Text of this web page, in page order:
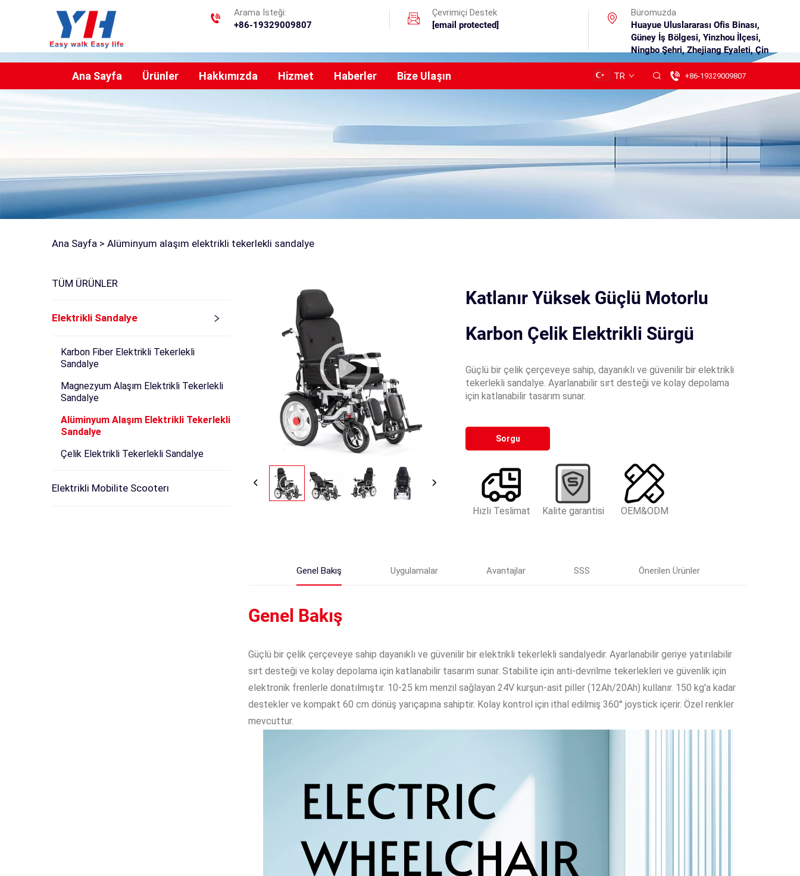
Arama İsteği:
+86-19329009807
Çevrimiçi Destek
[email protected]
Büromuzda
Huayue Uluslararası Ofis Binası,
Güney İş Bölgesi, Yinzhou İlçesi,
Ningbo Şehri, Zhejiang Eyaleti, Çin
Ana Sayfa Ürünler Hakkımızda Hizmet Haberler Bize Ulaşın TR +86-19329009807
Ana Sayfa > Alüminyum alaşım elektrikli tekerlekli sandalye
TÜM ÜRÜNLER
Elektrikli Sandalye
Karbon Fiber Elektrikli Tekerlekli
Sandalye
Magnezyum Alaşım Elektrikli Tekerlekli
Sandalye
Alüminyum Alaşım Elektrikli Tekerlekli
Sandalye
Çelik Elektrikli Tekerlekli Sandalye
Elektrikli Mobilite Scooterı
Katlanır Yüksek Güçlü Motorlu
Karbon Çelik Elektrikli Sürgü
Güçlü bir çelik çerçeveye sahip, dayanıklı ve güvenilir bir elektrikli
tekerlekli sandalye. Ayarlanabilir sırt desteği ve kolay depolama
için katlanabilir tasarım sunar.
Sorgu
Hızlı Teslimat Kalite garantisi OEM&ODM
Genel Bakış Uygulamalar Avantajlar SSS Önerilen Ürünler
Genel Bakış
Güçlü bir çelik çerçeveye sahip dayanıklı ve güvenilir bir elektrikli tekerlekli sandalyedir. Ayarlanabilir geriye yatırılabilir
sırt desteği ve kolay depolama için katlanabilir tasarım sunar. Stabilite için anti-devrilme tekerlekleri ve güvenlik için
elektronik frenlerle donatılmıştır. 10-25 km menzil sağlayan 24V kurşun-asit piller (12Ah/20Ah) kullanır. 150 kg'a kadar
destekler ve kompakt 60 cm dönüş yarıçapına sahiptir. Kolay kontrol için ithal edilmiş 360° joystick içerir. Özel renkler
mevcuttur.